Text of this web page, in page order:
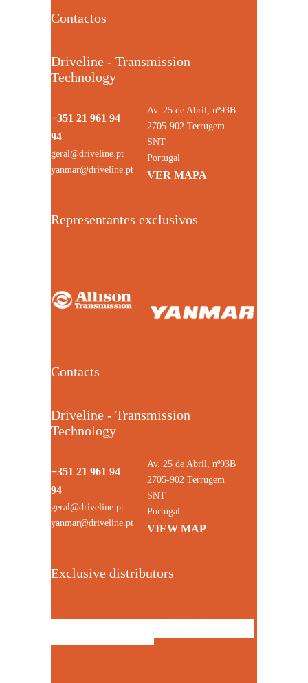
Contactos
Driveline - Transmission
Technology
+351 21 961 94
94
geral@driveline.pt
yanmar@driveline.pt
Av. 25 de Abril, nº93B
2705-902 Terrugem
SNT
Portugal
VER MAPA
Representantes exclusivos
Contacts
Driveline - Transmission
Technology
+351 21 961 94
94
geral@driveline.pt
yanmar@driveline.pt
Av. 25 de Abril, nº93B
2705-902 Terrugem
SNT
Portugal
VIEW MAP
Exclusive distributors